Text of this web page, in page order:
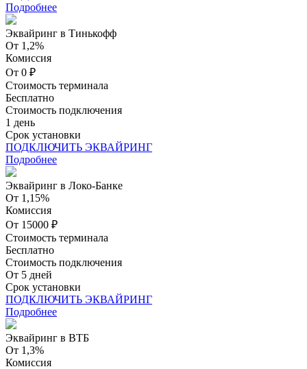
Подробнее
Эквайринг в Тинькофф
От 1,2%
Комиссия
От 0 ₽
Стоимость терминала
Бесплатно
Стоимость подключения
1 день
Срок установки
ПОДКЛЮЧИТЬ ЭКВАЙРИНГ
Подробнее
Эквайринг в Локо-Банке
От 1,15%
Комиссия
От 15000 ₽
Стоимость терминала
Бесплатно
Стоимость подключения
От 5 дней
Срок установки
ПОДКЛЮЧИТЬ ЭКВАЙРИНГ
Подробнее
Эквайринг в ВТБ
От 1,3%
Комиссия